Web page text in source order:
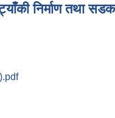
निर्माण तथा